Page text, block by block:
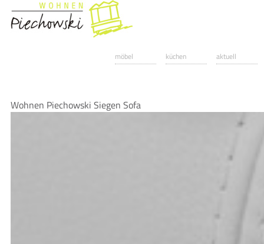
möbel küchen aktuell
Wohnen Piechowski Siegen Sofa